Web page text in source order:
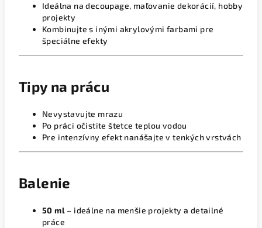
Ideálna na decoupage, maľovanie dekorácií, hobby
projekty
Kombinujte s inými akrylovými farbami pre
špeciálne efekty
Tipy na prácu
Nevystavujte mrazu
Po práci očistite štetce teplou vodou
Pre intenzívny efekt nanášajte v tenkých vrstvách
Balenie
50 ml – ideálne na menšie projekty a detailné
práce